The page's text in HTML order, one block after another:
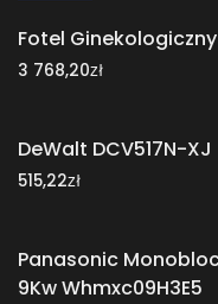
Fotel
3 768,20zł
DeWalt DCV517N-XJ
515,22zł
Panasonic
9Kw Whmxc09H3E5